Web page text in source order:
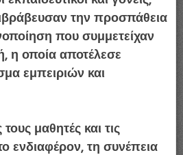
την προσπάθεια
που συμμετείχαν
η οποία αποτέλεσε
εμπειριών και
μαθητές και τις
ενδιαφέρον, τη συνέπεια